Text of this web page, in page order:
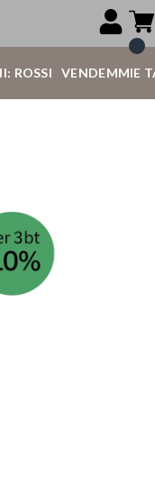
ROSSI VENDEMMIE